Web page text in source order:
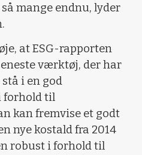
mange endnu, lyder
at ESG-rapporten
værktøj, der har
i en god
forhold til
kan fremvise et godt
nye kostald fra 2014
robust i forhold til